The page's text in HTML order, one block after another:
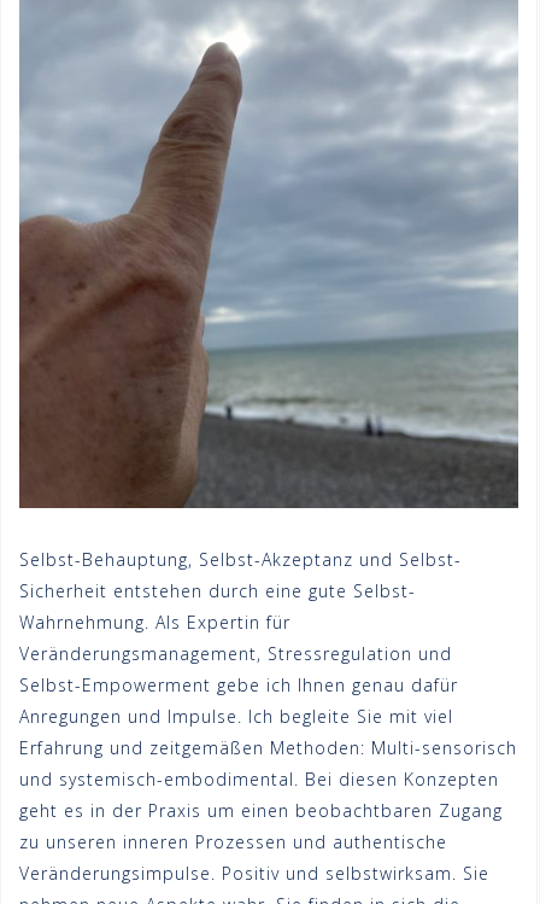
Selbst-Behauptung, Selbst-Akzeptanz und Selbst-
Sicherheit entstehen durch eine gute Selbst-
Wahrnehmung. Als Expertin für
Veränderungsmanagement, Stressregulation und
Selbst-Empowerment gebe ich Ihnen genau dafür
Anregungen und Impulse. Ich begleite Sie mit viel
Erfahrung und zeitgemäßen Methoden: Multi-sensorisch
und systemisch-embodimental. Bei diesen Konzepten
geht es in der Praxis um einen beobachtbaren Zugang
zu unseren inneren Prozessen und authentische
Veränderungsimpulse. Positiv und selbstwirksam. Sie